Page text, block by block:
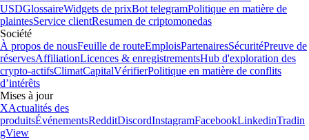
USDGlossaireWidgets de prixBot telegramPolitique en matière de
plaintesService clientResumen de criptomonedas
Société
À propos de nousFeuille de routeEmploisPartenairesSécuritéPreuve de
réservesAffiliationLicences & enregistrementsHub d'exploration des
crypto-actifsClimatCapitalVérifierPolitique en matière de conflits
d’intérêts
Mises à jour
XActualités des
produitsÉvénementsRedditDiscordInstagramFacebookLinkedinTradin
gView